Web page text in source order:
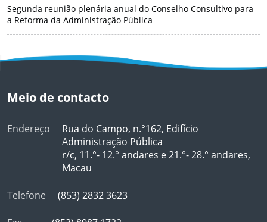
Segunda reunião plenária anual do Conselho Consultivo para
a Reforma da Administração Pública
Meio de contacto
Endereço
Rua do Campo, n.°162, Edifício
Administração Pública
r/c, 11.°- 12.° andares e 21.°- 28.° andares,
Macau
Telefone (853) 2832 3623